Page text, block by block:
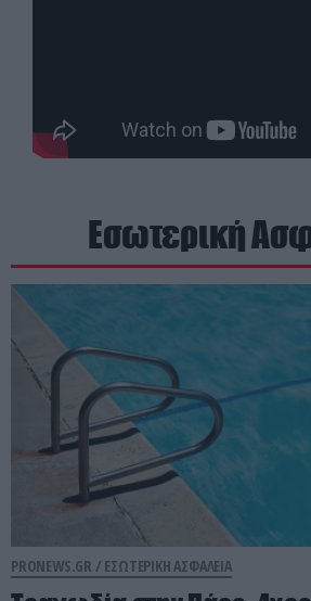
Εσωτερική
PRONEWS.GR / ΕΣΩΤΕΡΙΚΗ ΑΣΦΑΛΕΙΑ